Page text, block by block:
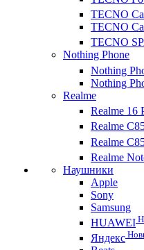
TECNO
TECNO
TECNO
Nothing Phone
Nothing
Nothing
Realme
Realme 16
Realme
Realme
Realme
Наушники
Apple
Sony
Samsung
HUAWEI
Яндекс